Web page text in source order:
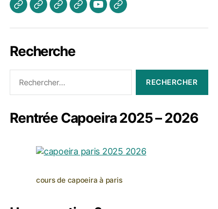
Actualités
Les
A
PhotosVidéoContactez
Recherche
Rentrée Capoeira 2025 – 2026
cours de capoeira à paris